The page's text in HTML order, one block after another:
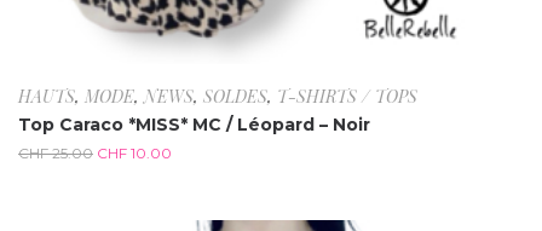
HAUTS, MODE,NEWS, SOLDES, T-SHIRTS / TOPS
Top Caraco *MISS* MC / Léopard – Noir
CHF25.00 CHF 10.00